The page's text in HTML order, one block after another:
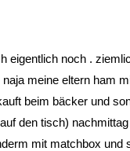
eigentlich noch .
meine eltern ham
beim bäcker und
den tisch)
mit matchbox und